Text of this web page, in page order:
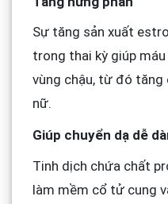
Sự tăng sản xuất
trong thai kỳ giúp
vùng chậu, từ đó tăng
nữ.
Giúp chuyển dạ dễ
Tinh dịch chứa chất
làm mềm cổ tử cung